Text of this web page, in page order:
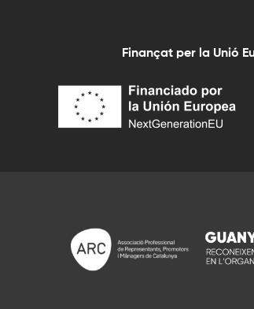
Finançat per la Unió